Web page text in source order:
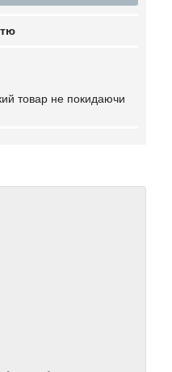
товар не покидаючи